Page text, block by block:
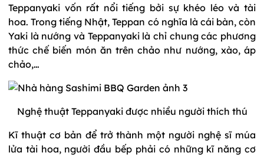
Teppanyaki vốn rất nổi tiếng bởi sự khéo léo và tài
hoa. Trong tiếng Nhật, Teppan có nghĩa là cái bàn, còn
Yaki là nướng và Teppanyaki là chỉ chung các phương
thức chế biến món ăn trên chảo như nướng, xào, áp
chảo,…
Nghệ thuật Teppanyaki được nhiều người thích thú
Kĩ thuật cơ bản để trở thành một người nghệ sĩ múa
lửa tài hoa, người đầu bếp phải có những kĩ năng cơ